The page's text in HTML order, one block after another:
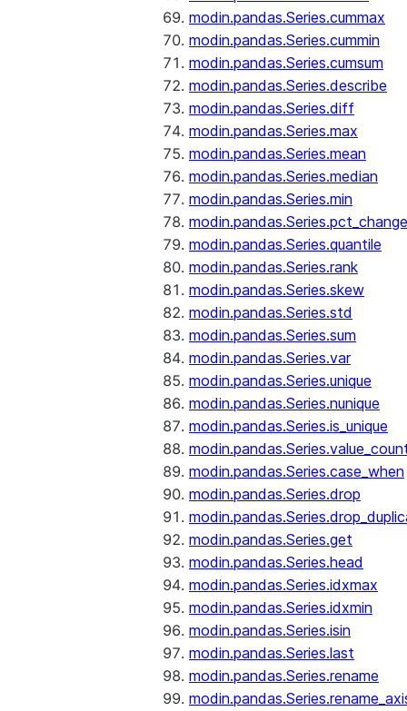
modin.pandas.Series.cummax
modin.pandas.Series.cummin
modin.pandas.Series.cumsum
modin.pandas.Series.describe
modin.pandas.Series.diff
modin.pandas.Series.max
modin.pandas.Series.mean
modin.pandas.Series.median
modin.pandas.Series.min
modin.pandas.Series.pct_change
modin.pandas.Series.quantile
modin.pandas.Series.rank
modin.pandas.Series.skew
modin.pandas.Series.std
modin.pandas.Series.sum
modin.pandas.Series.var
modin.pandas.Series.unique
modin.pandas.Series.nunique
modin.pandas.Series.is_unique
modin.pandas.Series.case_when
modin.pandas.Series.drop
modin.pandas.Series.get
modin.pandas.Series.head
modin.pandas.Series.idxmax
modin.pandas.Series.idxmin
modin.pandas.Series.isin
modin.pandas.Series.last
modin.pandas.Series.rename